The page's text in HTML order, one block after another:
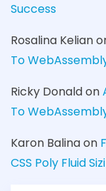
Success
Rosalina Kelian
To
Ricky Donaldon
To
Karon Balinaon
CSS Poly Fluid